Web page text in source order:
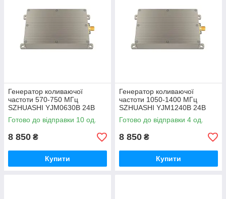
Генератор коливаючої
частоти 570-750 МГц
SZHUASHI YJM0630B 24В
(30 Вт) amc
Готово до відправки 10 од.
8 850 ₴
Купити
Генератор коливаючої
частоти 1050-1400 МГц
SZHUASHI YJM1240B 24В
(40 Вт) amc
Готово до відправки 4 од.
8 850 ₴
Купити